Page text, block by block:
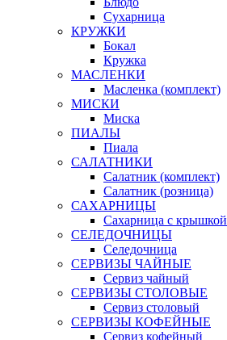
Сухарница
КРУЖКИ
Бокал
Кружка
МАСЛЕНКИ
Масленка (комплект)
МИСКИ
Миска
ПИАЛЫ
Пиала
САЛАТНИКИ
Салатник (комплект)
Салатник (розница)
САХАРНИЦЫ
Сахарница с крышкой
СЕЛЕДОЧНИЦЫ
Селедочница
СЕРВИЗЫ ЧАЙНЫЕ
Сервиз чайный
СЕРВИЗЫ СТОЛОВЫЕ
Сервиз столовый
СЕРВИЗЫ КОФЕЙНЫЕ
Сервиз кофейный